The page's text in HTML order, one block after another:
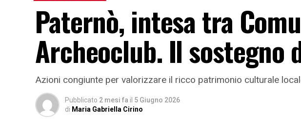
Paternò, intesa tra
Archeoclub. Il sostegno
Azioni congiunte per valorizzare il ricco patrimonio culturale
Pubblicato 2 mesi fa il 5 Giugno 2026
di Maria Gabriella Cirino